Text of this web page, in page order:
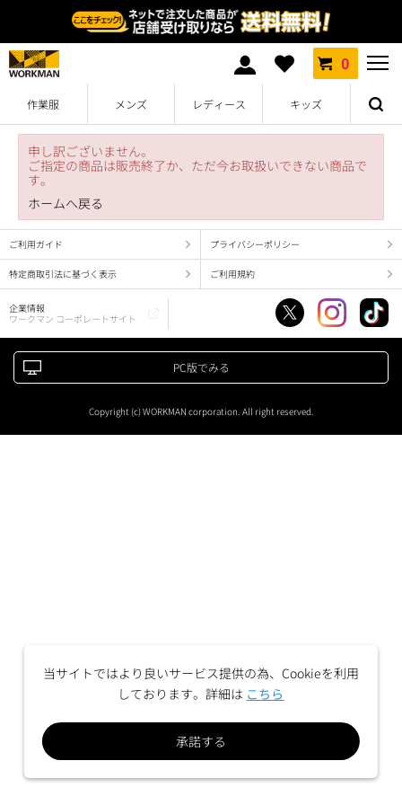
0
作業服 メンズ レディース キッズ
申し訳ございません。
ご指定の商品は販売終了か、ただ今お取扱いできない商品で
す。
ホームへ戻る
ご利用ガイド プライバシーポリシー
特定商取引法に基づく表示 ご利用規約
企業情報
ワークマン コーポレートサイト
PC版でみる
Copyright (c) WORKMAN corporation. All right reserved.
当サイトではより良いサービス提供の為、Cookieを利用
しております。詳細は こちら
承諾する